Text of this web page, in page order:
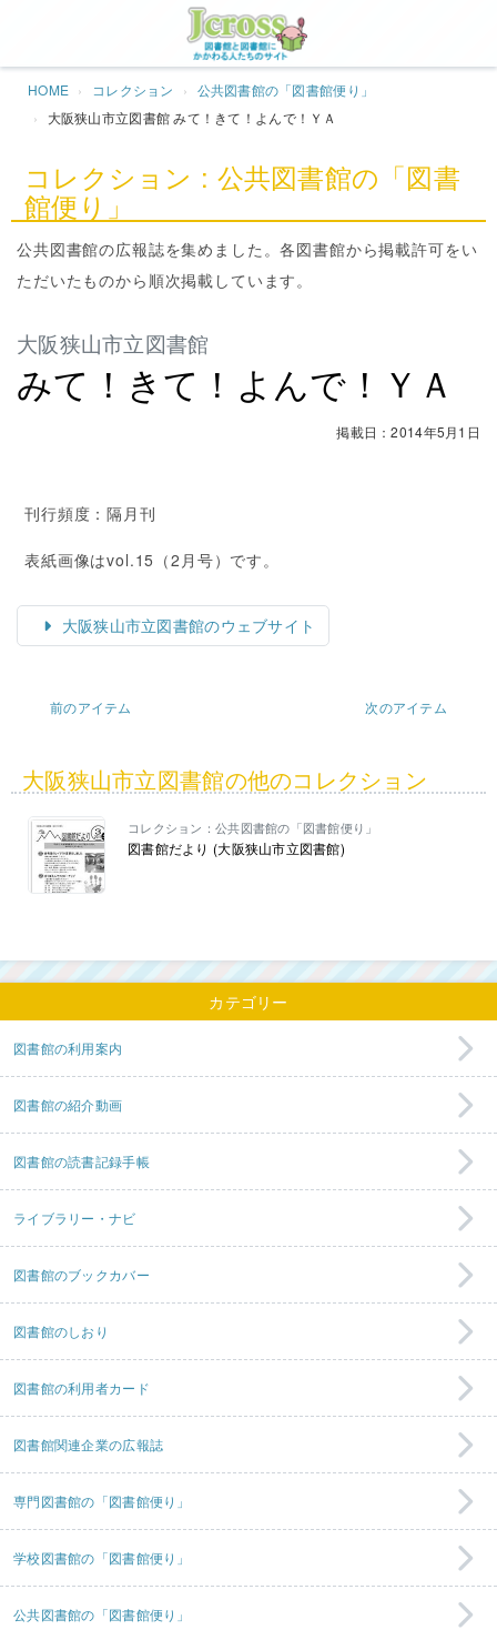
HOME コレクション
公共図書館の「図書館便り」
大阪狭山市立図書館 みて！きて！よんで！ＹＡ
コレクション : 公共図書館の「図書
館便り」
公共図書館の広報誌を集めました。各図書館から掲載許可をい
ただいたものから順次掲載しています。
大阪狭山市立図書館
みて！きて！よんで！ＹＡ
掲載日：2014年5月1日
刊行頻度：隔月刊
表紙画像はvol.15（2月号）です。
大阪狭山市立図書館のウェブサイト
前のアイテム 次のアイテム
大阪狭山市立図書館の他のコレクション
コレクション：公共図書館の「図書館便り」
図書館だより (大阪狭山市立図書館)
カテゴリー
図書館の利用案内
図書館の紹介動画
図書館の読書記録手帳
ライブラリー・ナビ
図書館のブックカバー
図書館のしおり
図書館の利用者カード
図書館関連企業の広報誌
専門図書館の「図書館便り」
学校図書館の「図書館便り」
公共図書館の「図書館便り」